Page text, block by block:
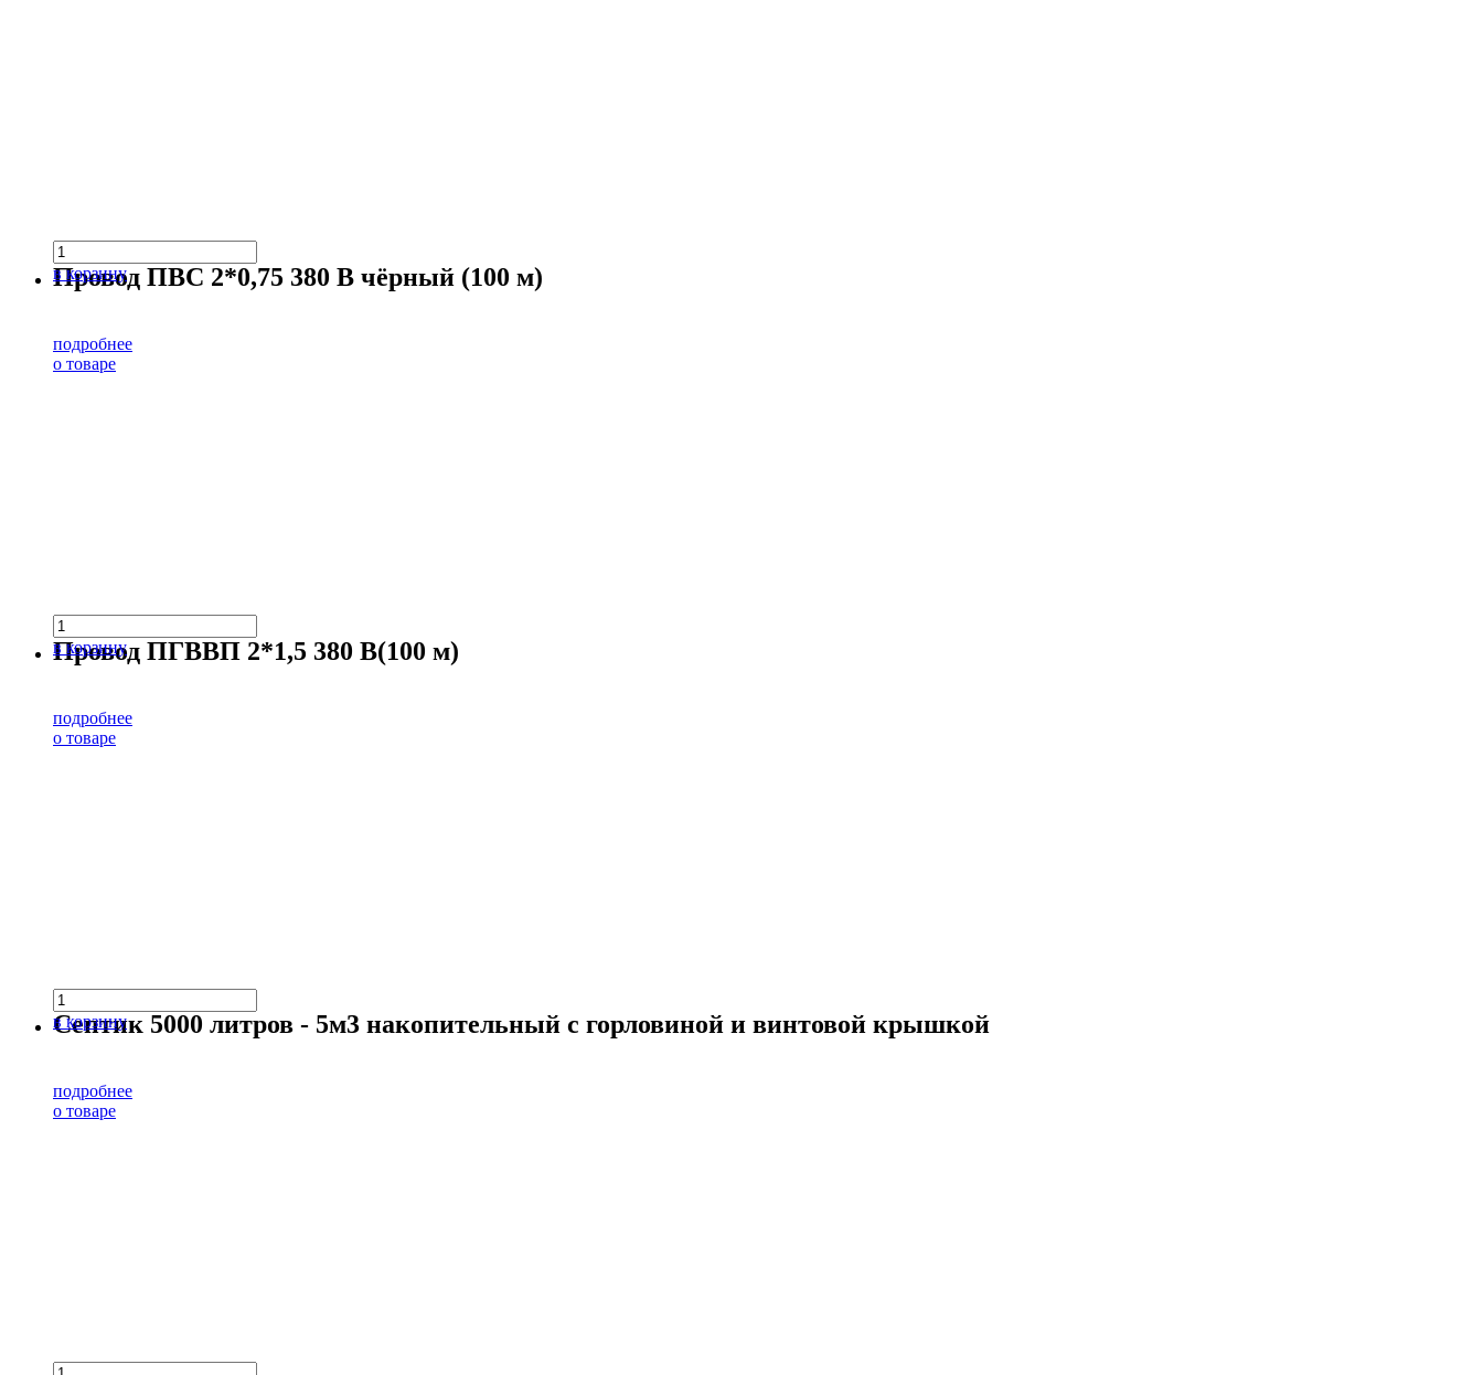
в корзину
Провод ПВС 2*0,75 380 В чёрный (100 м)
подробнее
о товаре
в корзину
Провод ПГВВП 2*1,5 380 В(100 м)
подробнее
о товаре
в корзину
Септик 5000 литров - 5м3 накопительный с горловиной и винтовой крышкой
подробнее
о товаре